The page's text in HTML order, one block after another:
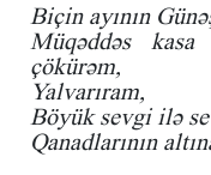
Biçin ayının
Müqəddəs
çökürəm,
Yalvarıram,
Böyük sevgi ilə
Qanadlarının